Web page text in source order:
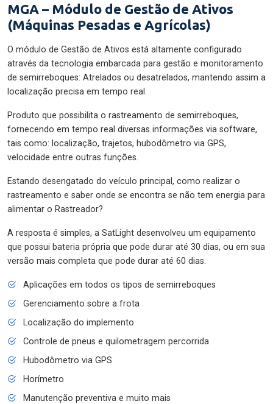
MGA – Módulo de Gestão de Ativos
(Máquinas Pesadas e Agrícolas)
O módulo de Gestão de Ativos está altamente configurado
através da tecnologia embarcada para gestão e monitoramento
de semirreboques: Atrelados ou desatrelados, mantendo assim a
localização precisa em tempo real.
Produto que possibilita o rastreamento de semirreboques,
fornecendo em tempo real diversas informações via software,
tais como: localização, trajetos, hubodômetro via GPS,
velocidade entre outras funções.
Estando desengatado do veículo principal, como realizar o
rastreamento e saber onde se encontra se não tem energia para
alimentar o Rastreador?
A resposta é simples, a SatLight desenvolveu um equipamento
que possui bateria própria que pode durar até 30 dias, ou em sua
versão mais completa que pode durar até 60 dias.
Aplicações em todos os tipos de semirreboques
Gerenciamento sobre a frota
Localização do implemento
Controle de pneus e quilometragem percorrida
Hubodômetro via GPS
Horímetro
Manutenção preventiva e muito mais